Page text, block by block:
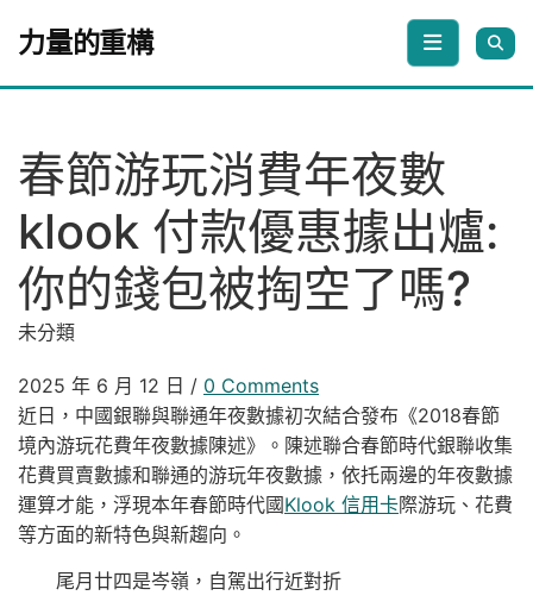
力量的重構
春節游玩消費年夜數
klook 付款優惠據出爐:
你的錢包被掏空了嗎?
未分類
2025 年 6 月 12 日 / 0 Comments
近日，中國銀聯與聯通年夜數據初次結合發布《2018春節
境內游玩花費年夜數據陳述》。陳述聯合春節時代銀聯收集
花費買賣數據和聯通的游玩年夜數據，依托兩邊的年夜數據
運算才能，浮現本年春節時代國Klook 信用卡際游玩、花費
等方面的新特色與新趨向。
尾月廿四是岑嶺，自駕出行近對折